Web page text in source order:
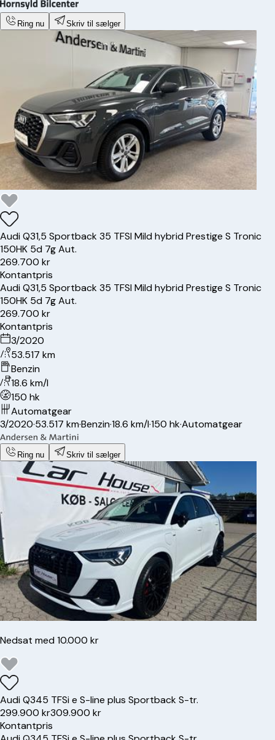
Ring nu Skriv til sælger
AudiQ31,5 Sportback 35 TFSI Mild hybrid Prestige S Tronic
150HK 5d 7g Aut.
269.700 kr
Kontantpris
AudiQ31,5 Sportback 35 TFSI Mild hybrid Prestige S Tronic
150HK 5d 7g Aut.
269.700 kr
Kontantpris
3/2020
53.517 km
Benzin
18.6 km/l
150 hk
Automatgear
3/2020·53.517 km·Benzin·18.6 km/l·150 hk·Automatgear
Ring nu Skriv til sælger
Nedsat med 10.000 kr
AudiQ345 TFSi e S-line plus Sportback S-tr.
299.900 kr309.900 kr
Kontantpris